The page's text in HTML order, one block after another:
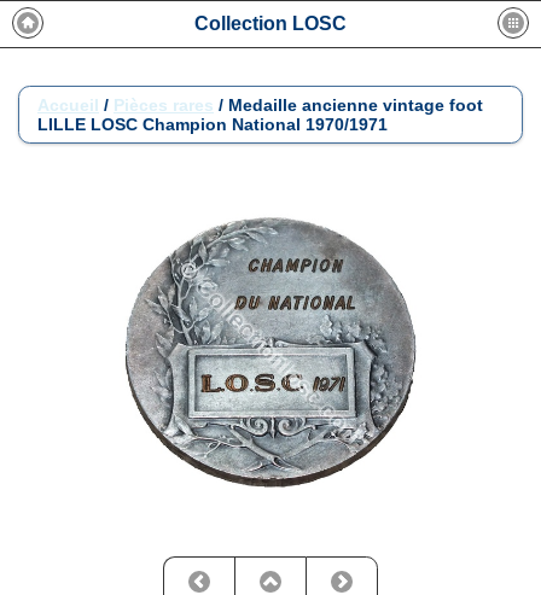
Collection LOSC
Accueil / Pièces rares / Medaille ancienne vintage foot
LILLE LOSC Champion National 1970/1971